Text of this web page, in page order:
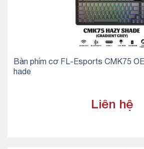
Bàn phím cơ FL-Esports CMK75
hade
Liên hệ